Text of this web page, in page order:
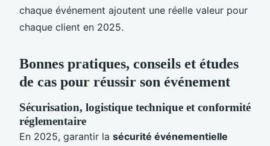
chaque événement ajoutent une réelle valeur pour
chaque client en 2025.
Bonnes pratiques, conseils et études
de cas pour réussir son événement
Sécurisation, logistique technique et conformité
réglementaire
En 2025, garantir la sécurité événementielle